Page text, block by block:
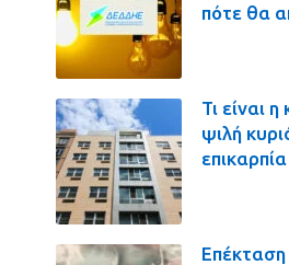
πότε θα
Τι είναι
ψιλή